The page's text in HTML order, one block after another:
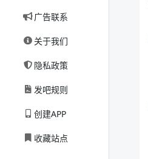
广告联系
关于我们
隐私政策
发吧规则
创建APP
收藏站点